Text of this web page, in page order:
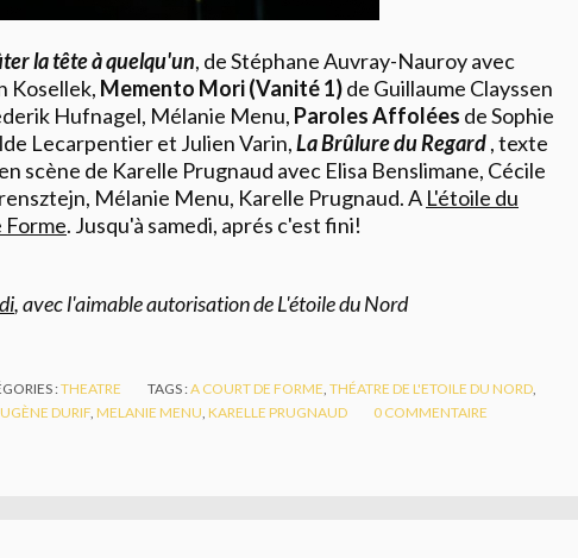
la tête à quelqu'un, de Stéphane Auvray-Nauroy avec
Kosellek, Memento Mori (Vanité 1)de Guillaume Clayssen
Hufnagel, Mélanie Menu, Paroles Affolées de Sophie
Lecarpentier et Julien Varin,La Brûlure du Regard, texte
scène de Karelle Prugnaud avec Elisa Benslimane, Cécile
Mélanie Menu, Karelle Prugnaud. A L'étoile du
Forme. Jusqu'à samedi, aprés c'est fini!
, avec l'aimable autorisation de L'étoile du Nord
:THEATRE TAGS :A COURT DE FORME ,THÉATRE DE L'ETOILE DU NORD
DURIF MELANIE MENU KARELLE PRUGNAUD 0 COMMENTAIRE